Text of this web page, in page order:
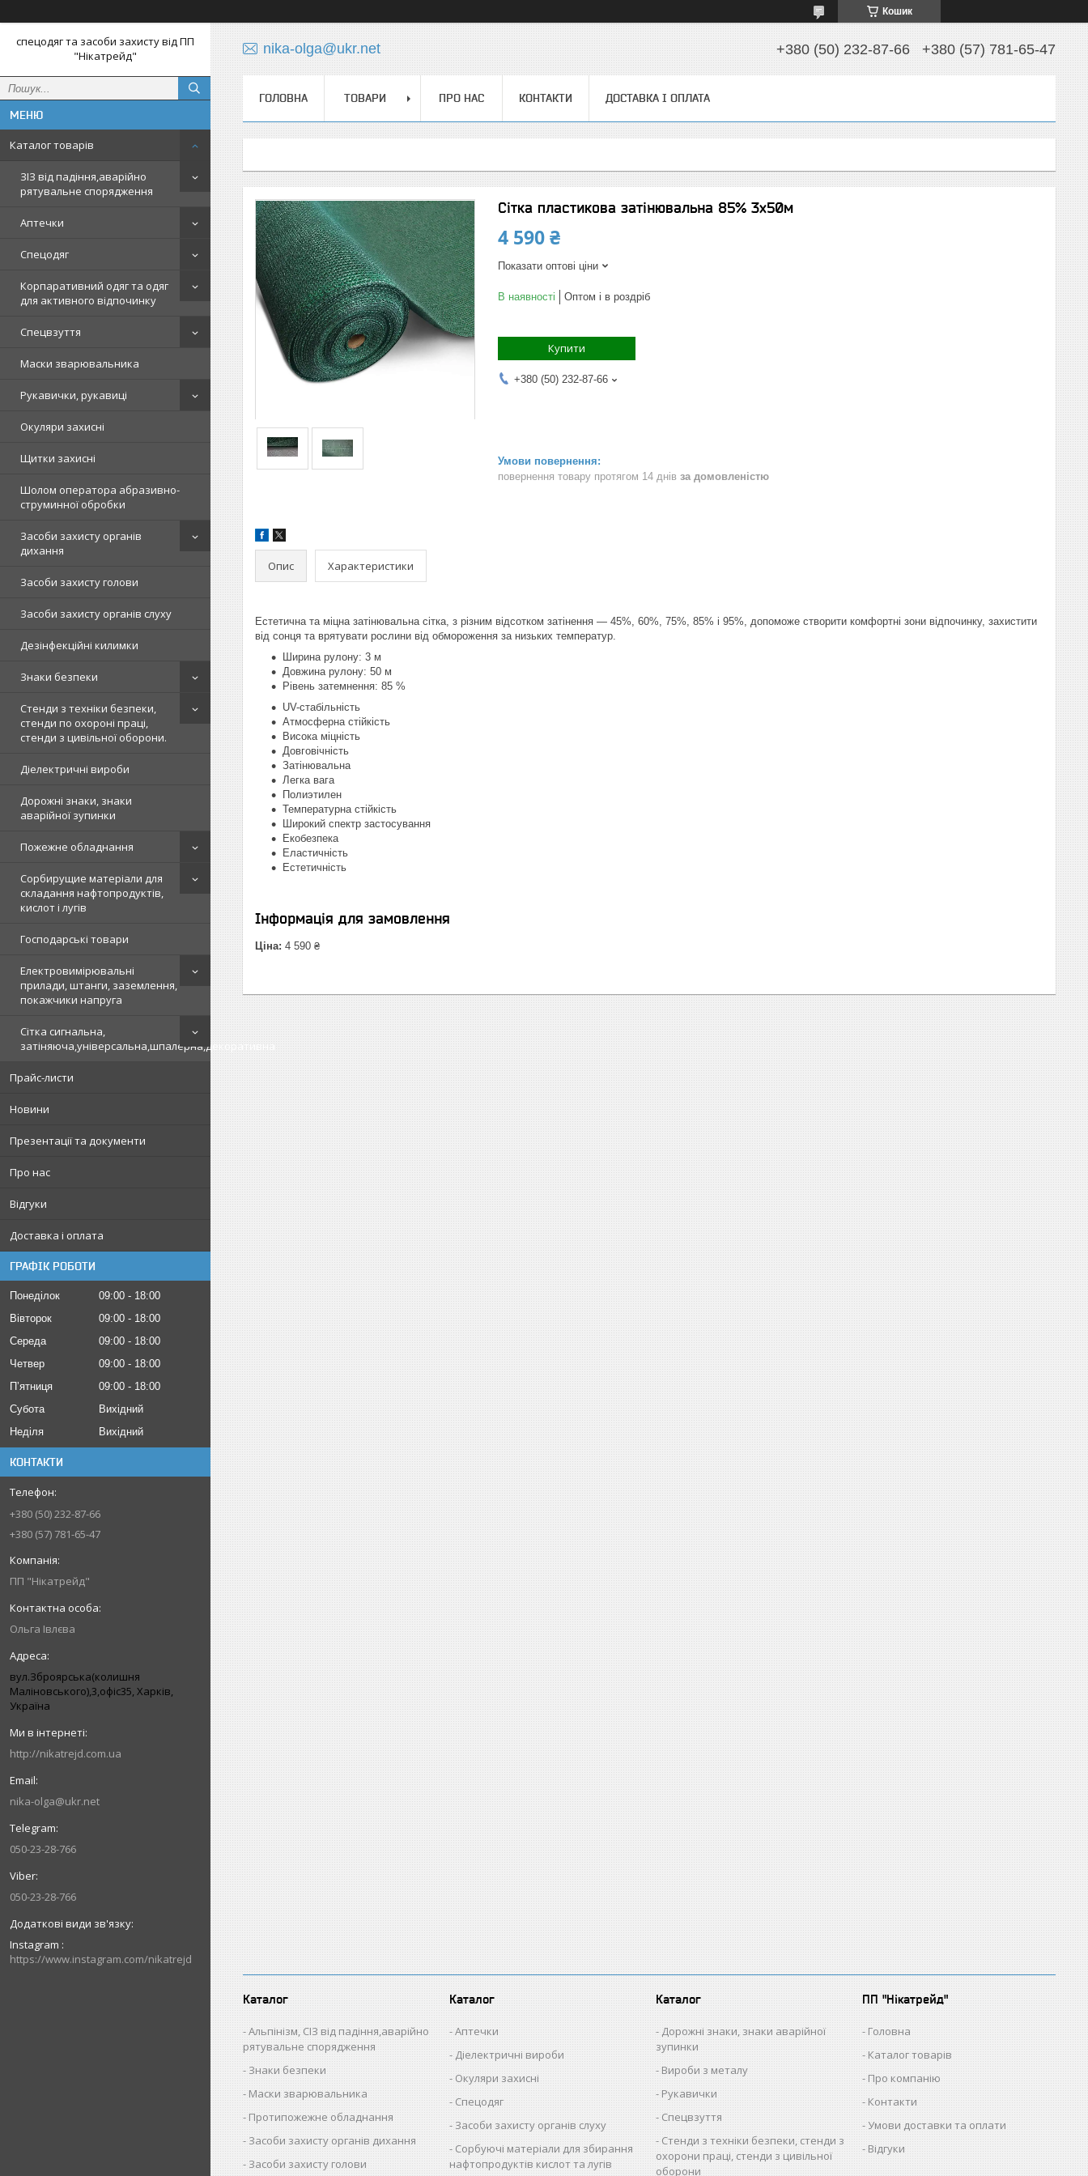
Кошик
спецодяг та засоби захисту від ПП
"Нікатрейд"
Каталог товарів
ЗІЗ від падіння,аварійно
рятувальне спорядження
Аптечки
Спецодяг
Корпаративний одяг та одяг
для активного відпочинку
Спецвзуття
Маски зварювальника
Рукавички, рукавиці
Окуляри захисні
Щитки захисні
Шолом оператора абразивно-
струминної обробки
Засоби захисту органів
дихання
Засоби захисту голови
Засоби захисту органів слуху
Дезінфекційні килимки
Знаки безпеки
Стенди з техніки безпеки,
стенди по охороні праці,
стенди з цивільної оборони.
Діелектричні вироби
Дорожні знаки, знаки
аварійної зупинки
Пожежне обладнання
Сорбирущие матеріали для
складання нафтопродуктів,
кислот і лугів
Господарські товари
Електровимірювальні
прилади, штанги, заземлення,
покажчики напруга
Сітка сигнальна,
затіняюча,універсальна,шпалерна,декоративна
Прайс-листи
Новини
Презентації та документи
Про нас
Відгуки
Доставка і оплата
ГРАФІК РОБОТИ
Понеділок 09:00
18:00
Вівторок
09:00
18:00
Середа
09:00
18:00
Четвер
09:00
18:00
Пʼятниця
09:00
18:00
Субота
Вихідний
Неділя
Вихідний
КОНТАКТИ
+380 (50) 232-87-66
+380 (57) 781-65-47
ПП "Нікатрейд"
Ольга Івлєва
вул.Зброярська(колишня
Маліновського),3,офіс35, Харків,
Україна
http://nikatrejd.com.ua
nika-olga@ukr.net
050-23-28-766
050-23-28-766
Instagram
https://www.instagram.com/nikatrejd
nika-olga@ukr.net +380 (50) 232-87-66 +380 (57) 781-65-47
ГОЛОВНА ТОВАРИ ПРО НАС КОНТАКТИ ДОСТАВКА І ОПЛАТА
Сітка пластикова затінювальна 85% 3х50м
4 590 ₴
Показати оптові ціни
В наявності Оптом і в роздріб
Купити
+380 (50) 232-87-66
повернення товару протягом 14 днів за домовленістю
Опис Характеристики
Естетична та міцна затінювальна сітка, з різним відсотком затінення — 45%, 60%, 75%, 85% і 95%, допоможе створити комфортні зони відпочинку, захистити
від сонця та врятувати рослини від обмороження за низьких температур.
Ширина рулону: 3 м
Довжина рулону: 50 м
Рівень затемнення: 85 %
UV-стабільність
Атмосферна стійкість
Висока міцність
Довговічність
Затінювальна
Легка вага
Полиэтилен
Температурна стійкість
Широкий спектр застосування
Екобезпека
Еластичність
Естетичність
Інформація для замовлення
Ціна: 4 590 ₴
Каталог
Альпінізм, СІЗ від падіння,аварійно
рятувальне спорядження
Знаки безпеки
Маски зварювальника
Протипожежне обладнання
Засоби захисту органів дихання
Засоби захисту голови
Каталог
Аптечки
Діелектричні вироби
Окуляри захисні
Спецодяг
Засоби захисту органів слуху
Сорбуючі матеріали для збирання
нафтопродуктів кислот та лугів
Каталог
Дорожні знаки, знаки аварійної
зупинки
Вироби з металу
Рукавички
Спецвзуття
Стенди з техніки безпеки, стенди з
охорони праці, стенди з цивільної
оборони
ПП "Нікатрейд"
Головна
Каталог товарів
Про компанію
Контакти
Умови доставки та оплати
Відгуки